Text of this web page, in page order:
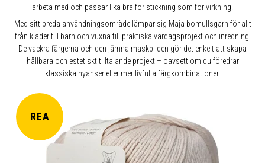
arbeta med och passar lika bra för stickning som för virkning.
Med sitt breda användningsområde lämpar sig Maja bomullsgarn för allt
från kläder till barn och vuxna till praktiska vardagsprojekt och inredning.
De vackra färgerna och den jämna maskbilden gör det enkelt att skapa
hållbara och estetiskt tilltalande projekt – oavsett om du föredrar
klassiska nyanser eller mer livfulla färgkombinationer.
REA